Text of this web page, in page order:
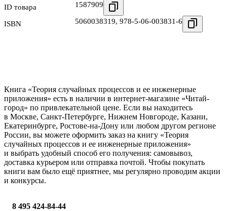
ID товара 1587909
ISBN 5060038319, 978-5-06-003831-6
Книга «Теория случайных процессов и ее инженерные
приложения» есть в наличии в интернет-магазине «Читай-
город» по привлекательной цене. Если вы находитесь
в Москве, Санкт-Петербурге, Нижнем Новгороде, Казани,
Екатеринбурге, Ростове-на-Дону или любом другом регионе
России, вы можете оформить заказ на книгу «Теория
случайных процессов и ее инженерные приложения»
и выбрать удобный способ его получения: самовывоз,
доставка курьером или отправка почтой. Чтобы покупать
книги вам было ещё приятнее, мы регулярно проводим акции
и конкурсы.
8 495 424-84-44